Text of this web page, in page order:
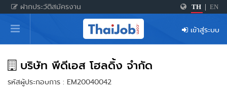
ฝากประวัติสมัครงาน TH EN
หน้าหลัก
ผู้สมัครงาน: เข้าสู่ระบบ
ฝากประวัติสมัครงาน
เกร็ดความรู้
เข้าสู่ระบบ
บริษัท พีดีเอส โฮลดิ้ง จำกัด
รหัสผู้ประกอบการ : EM20040042